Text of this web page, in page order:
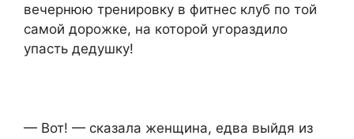
вечернюю тренировку в фитнес клуб по той
самой дорожке, на которой угораздило
упасть дедушку!
— Вот! — сказала женщина, едва выйдя из